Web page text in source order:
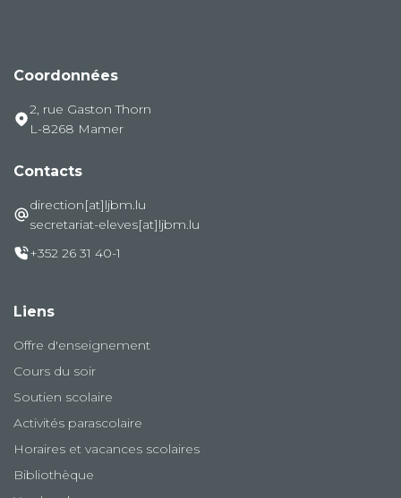
Coordonnées
2, rue Gaston Thorn
L-8268 Mamer
Contacts
direction[at]ljbm.lu
secretariat-eleves[at]ljbm.lu
+352 26 31 40-1
Liens
Offre d'enseignement
Cours du soir
Soutien scolaire
Activités parascolaire
Horaires et vacances scolaires
Bibliothèque